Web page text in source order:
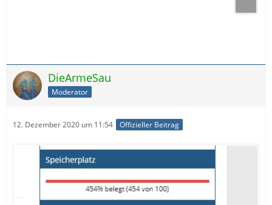
DieArmeSau
Moderator
12. Dezember 2020 um 11:54 Offizieller Beitrag